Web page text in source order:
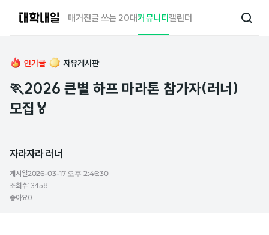
매거진글 쓰는 20대커뮤니티캘린더
검
인기글 자유게시판
🏃2026 큰별 하프 마라톤 참가자(러너)
모집🏅
자라자라 러너
게시일2026-03-17 오후 2:46:30
조회수13458
좋아요0